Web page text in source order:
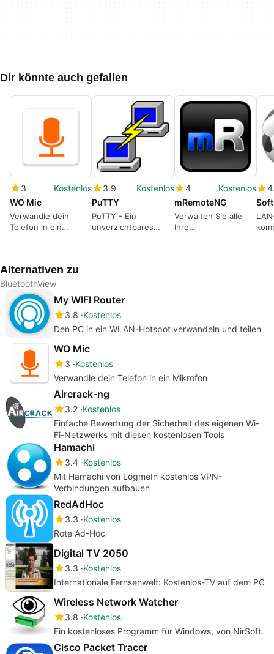
Dir könnte auch gefallen
3
Kostenlos
WO Mic
Verwandle dein
Telefon in ein
3.9
Kostenlos
PuTTY
PuTTY - Ein
unverzichtbares
4
Kostenlos
mRemoteNG
Verwalten Sie alle
Ihre
Alternativen zu
BluetoothView
My WIFI Router
3.8 Kostenlos
Den PC in ein WLAN-Hotspot verwandeln und teilen
WO Mic
3 Kostenlos
Verwandle dein Telefon in ein Mikrofon
Aircrack-ng
3.2 Kostenlos
Einfache Bewertung der Sicherheit des eigenen Wi-
Fi-Netzwerks mit diesen kostenlosen Tools
Hamachi
3.4 Kostenlos
Mit Hamachi von LogmeIn kostenlos VPN-
Verbindungen aufbauen
RedAdHoc
3.3 Kostenlos
Rote Ad-Hoc
Digital TV 2050
3.3 Kostenlos
Internationale Fernsehwelt: Kostenlos-TV auf dem PC
Wireless Network Watcher
3.8 Kostenlos
Ein kostenloses Programm für Windows, von NirSoft.
Cisco Packet Tracer